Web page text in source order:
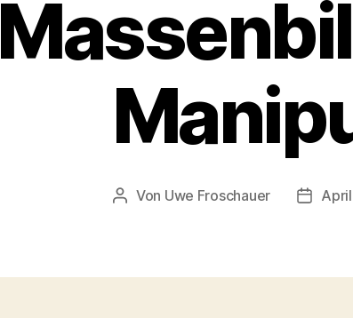
Beitragsautor
Von Uwe Froschauer